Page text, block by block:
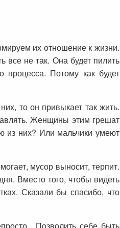
их отношение к жизни.
все не так. Она будет пилить
Потому как будет
то он привыкает так жить.
Женщины этим грешат
из них? Или мальчики умеют
мусор выносит, терпит.
Вместо того, чтобы видеть
Сказали бы спасибо, что
Позволить себе быть